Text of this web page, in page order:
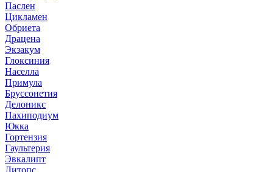
Паслен
Цикламен
Обриета
Драцена
Экзакум
Глоксиния
Населла
Примула
Бруссонетия
Делоникс
Пахиподиум
Юкка
Гортензия
Гаультерия
Эвкалипт
Литопс